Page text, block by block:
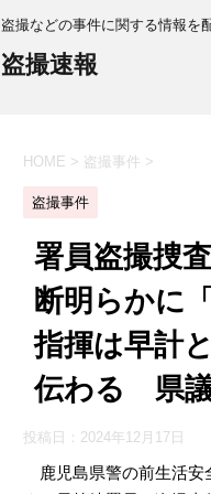
盗撮などの事件に関する情報を
盗撮速報
HOME > 盗撮事件 >
盗撮事件
署員盗撮捜
断明らかに
指揮は早計
伝わる 県
投稿日： 2024年12月17日
鹿児島県警の前生活安